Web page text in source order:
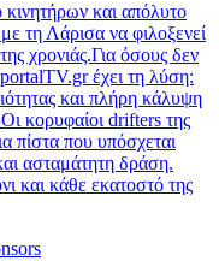
και απόλυτο
τη Λάρισα να φιλοξενεί
χρονιάς.Για όσους δεν
έχει τη λύση:
και πλήρη κάλυψη
κορυφαίοι drifters της
πίστα που υπόσχεται
ασταμάτητη δράση.
και κάθε εκατοστό της